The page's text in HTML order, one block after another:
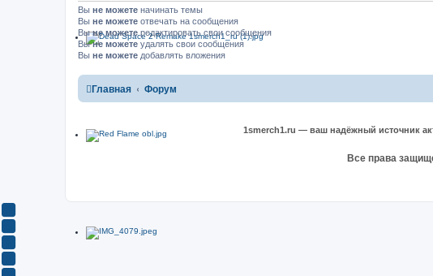
Вы не можете начинать темы
Вы не можете отвечать на сообщения
Выне можете редактировать свои сообщения
Выне можете удалять свои сообщения
Вы не можете добавлять вложения
Главная Форум
1smerch1.ru — ваш надёжный источник
Все права